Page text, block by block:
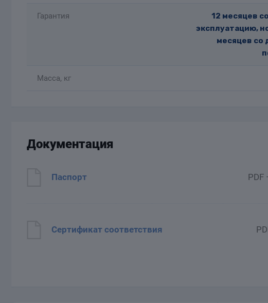
Гарантия
12 месяцев
эксплуатацию,
месяцев со
Масса, кг
Документация
Паспорт PDF
Сертификат соответствия